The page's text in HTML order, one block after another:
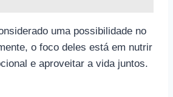
uma possibilidade no
o foco deles está em nutrir
e aproveitar a vida juntos.